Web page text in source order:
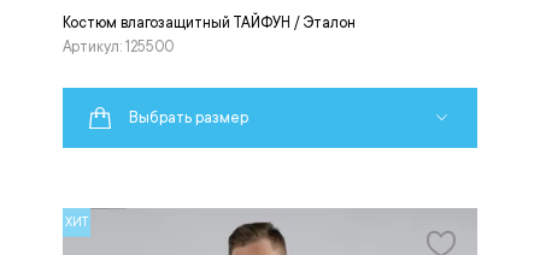
Костюм влагозащитный ТАЙФУН / Эталон
Артикул: 125500
Выбрать размер
ХИТ